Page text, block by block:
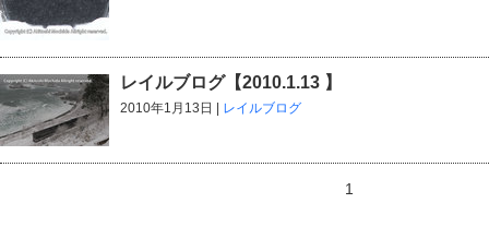
レイルブログ【2010.1.13 】
2010年1月13日 | レイルブログ
1